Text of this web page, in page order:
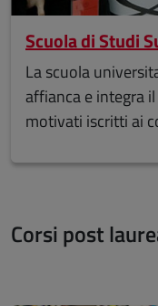
Scuola di Studi
La scuola
affianca e integra
motivati iscritti ai
Corsi post